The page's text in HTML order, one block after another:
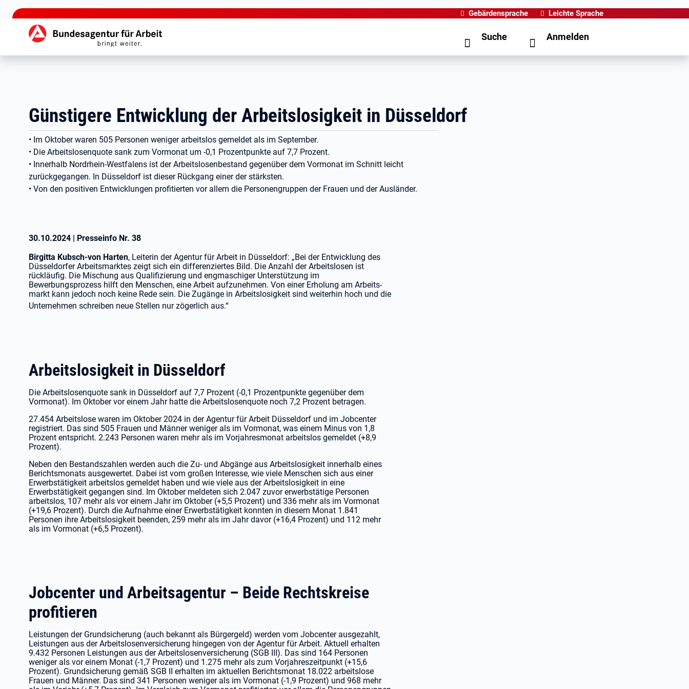
zu den Hauptinhalten springen
Gebärdensprache Leichte Sprache
Hauptnavigation Suche Anmelden
Günstigere Entwicklung der Arbeitslosigkeit in Düsseldorf
• Im Oktober waren 505 Personen weniger arbeitslos gemeldet als im September.
• Die Arbeitslosenquote sank zum Vormonat um -0,1 Prozentpunkte auf 7,7 Prozent.
• Innerhalb Nordrhein-Westfalens ist der Arbeitslosenbestand gegenüber dem Vormonat im Schnitt leicht
zurückgegangen. In Düsseldorf ist dieser Rückgang einer der stärksten.
• Von den positiven Entwicklungen profitierten vor allem die Personengruppen der Frauen und der Ausländer.
30.10.2024 | Presseinfo Nr. 38
Birgitta Kubsch-von Harten, Leiterin der Agentur für Arbeit in Düsseldorf: „Bei der Entwicklung des
Düsseldorfer Arbeitsmarktes zeigt sich ein differenziertes Bild. Die Anzahl der Arbeitslosen ist
rückläufig. Die Mischung aus Qualifizierung und engmaschiger Unterstützung im
Bewerbungsprozess hilft den Menschen, eine Arbeit aufzunehmen. Von einer Erholung am Arbeits-
markt kann jedoch noch keine Rede sein. Die Zugänge in Arbeitslosigkeit sind weiterhin hoch und die
Unternehmen schreiben neue Stellen nur zögerlich aus.“
Arbeitslosigkeit in Düsseldorf
Die Arbeitslosenquote sank in Düsseldorf auf 7,7 Prozent (-0,1 Prozentpunkte gegenüber dem
Vormonat). Im Oktober vor einem Jahr hatte die Arbeitslosenquote noch 7,2 Prozent betragen.
27.454 Arbeitslose waren im Oktober 2024 in der Agentur für Arbeit Düsseldorf und im Jobcenter
registriert. Das sind 505 Frauen und Männer weniger als im Vormonat, was einem Minus von 1,8
Prozent entspricht. 2.243 Personen waren mehr als im Vorjahresmonat arbeitslos gemeldet (+8,9
Prozent).
Neben den Bestandszahlen werden auch die Zu- und Abgänge aus Arbeitslosigkeit innerhalb eines
Berichtsmonats ausgewertet. Dabei ist vom großen Interesse, wie viele Menschen sich aus einer
Erwerbstätigkeit arbeitslos gemeldet haben und wie viele aus der Arbeitslosigkeit in eine
Erwerbstätigkeit gegangen sind. Im Oktober meldeten sich 2.047 zuvor erwerbstätige Personen
arbeitslos, 107 mehr als vor einem Jahr im Oktober (+5,5 Prozent) und 336 mehr als im Vormonat
(+19,6 Prozent). Durch die Aufnahme einer Erwerbstätigkeit konnten in diesem Monat 1.841
Personen ihre Arbeitslosigkeit beenden, 259 mehr als im Jahr davor (+16,4 Prozent) und 112 mehr
als im Vormonat (+6,5 Prozent).
Jobcenter und Arbeitsagentur – Beide Rechtskreise
profitieren
Leistungen der Grundsicherung (auch bekannt als Bürgergeld) werden vom Jobcenter ausgezahlt,
Leistungen aus der Arbeitslosenversicherung hingegen von der Agentur für Arbeit. Aktuell erhalten
9.432 Personen Leistungen aus der Arbeitslosenversicherung (SGB III). Das sind 164 Personen
weniger als vor einem Monat (-1,7 Prozent) und 1.275 mehr als zum Vorjahreszeitpunkt (+15,6
Prozent). Grundsicherung gemäß SGB II erhalten im aktuellen Berichtsmonat 18.022 arbeitslose
Frauen und Männer. Das sind 341 Personen weniger als im Vormonat (-1,9 Prozent) und 968 mehr